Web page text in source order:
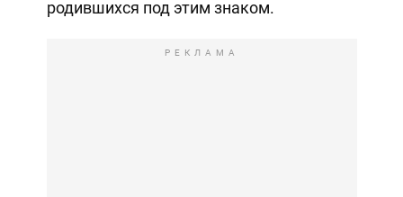
родившихся под этим знаком.
РЕКЛАМА